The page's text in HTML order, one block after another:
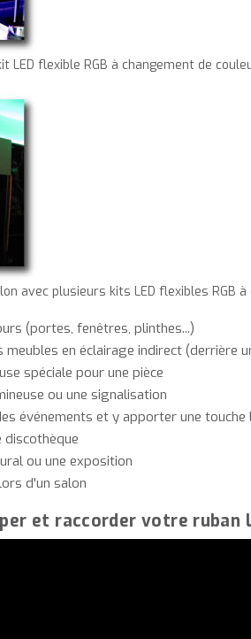
LED flexible RGB à changement de
avec plusieurs kits LED flexibles RGB à
(portes, fenêtres, plinthes...)
en éclairage indirect (derrière
spéciale pour une pièce
ou une signalisation
événements et y apporter une touche
ou une exposition
d'un salon
et raccorder votre ruban